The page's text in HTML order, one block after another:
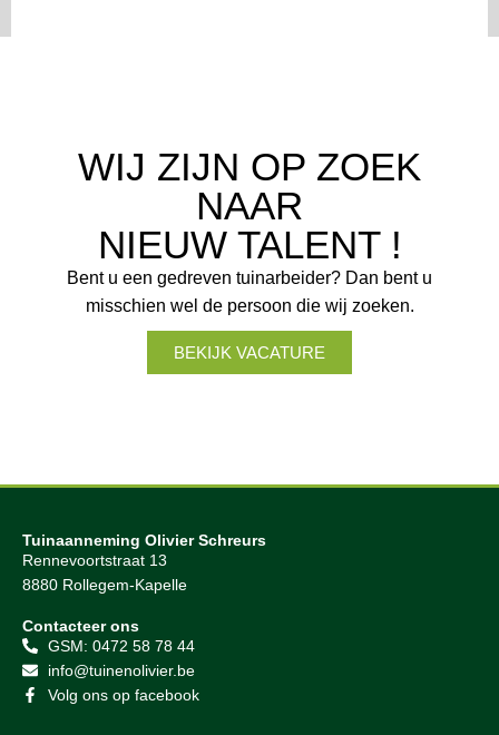
WIJ ZIJN OP ZOEK
NAAR
NIEUW TALENT !
Bent u een gedreven tuinarbeider? Dan bent u
misschien wel de persoon die wij zoeken.
BEKIJK VACATURE
Tuinaanneming Olivier Schreurs
Rennevoortstraat 13
8880 Rollegem-Kapelle
Contacteer ons
GSM: 0472 58 78 44
info@tuinenolivier.be
Volg ons op facebook